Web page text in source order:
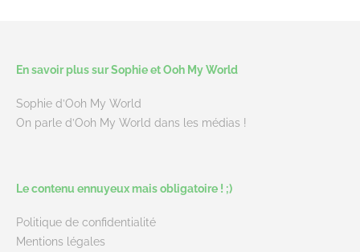
En savoir plus sur Sophie et Ooh My World
Sophie d’Ooh My World
On parle d’Ooh My World dans les médias !
Le contenu ennuyeux mais obligatoire ! ;)
Politique de confidentialité
Mentions légales